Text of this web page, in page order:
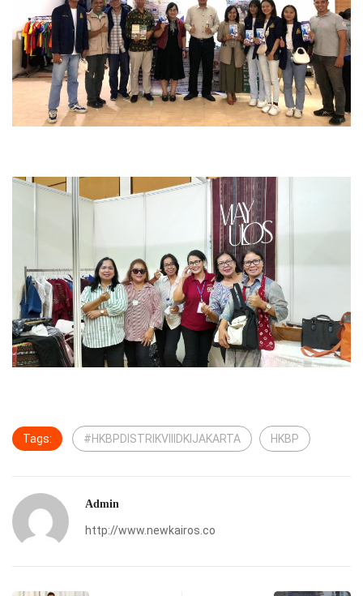
Tags: #HKBPDISTRIKVIIIDKIJAKARTA HKBP
Admin
http://www.newkairos.co